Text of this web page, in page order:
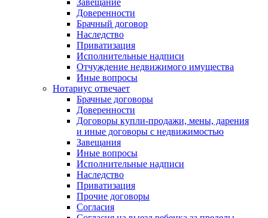
Доверенности
Брачный договор
Наследство
Приватизация
Исполнительные надписи
Отчуждение недвижимого имущества
Иные вопросы
Нотариус отвечает
Брачные договоры
Доверенности
Договоры купли-продажи, мены, дарения
и иные договоры с недвижимостью
Завещания
Иные вопросы
Исполнительные надписи
Наследство
Приватизация
Прочие договоры
Согласия